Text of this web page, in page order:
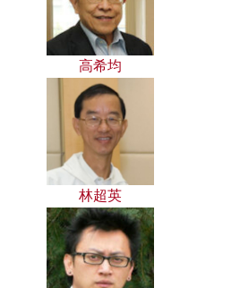
高希均
林超英